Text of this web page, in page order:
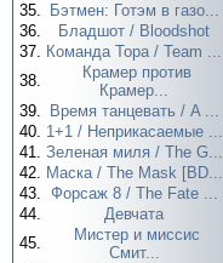
35.
Бэтмен: Готэм в газо...
36.
Бладшот / Bloodshot
37. Команда Тора / Team ...
38.
Крамер против
Крамер...
39.
Время танцевать / A ...
40. 1+1 / Неприкасаемые ...
41. Зеленая миля / The G...
42. Маска / The Mask [BD...
43. Форсаж 8 / The Fate ...
44.
Девчата
45.
Мистер и миссис
Смит...